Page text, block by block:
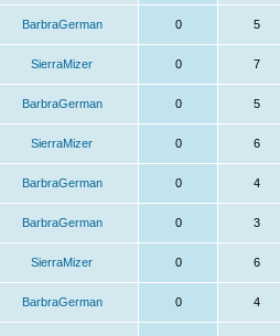
BarbraGerman 0 5
SierraMizer 0 7
BarbraGerman 0 5
SierraMizer 0 6
BarbraGerman 0 4
BarbraGerman 0 3
SierraMizer 0 6
BarbraGerman 0 4